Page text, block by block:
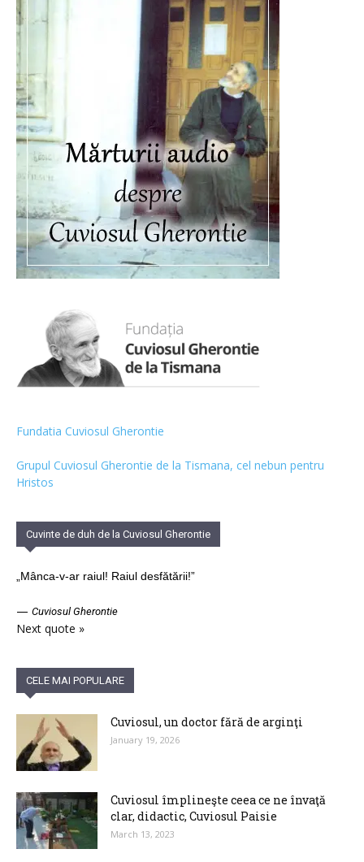
Fundatia Cuviosul Gherontie
Grupul Cuviosul Gherontie de la Tismana, cel nebun pentru
Hristos
Cuvinte de duh de la Cuviosul Gherontie
„Mânca-v-ar raiul! Raiul desfătării!”
— Cuviosul Gherontie
Next quote »
CELE MAI POPULARE
Cuviosul, un doctor fără de arginţi
January 19, 2026
Cuviosul împlineşte ceea ce ne învaţă
clar, didactic, Cuviosul Paisie
March 13, 2023